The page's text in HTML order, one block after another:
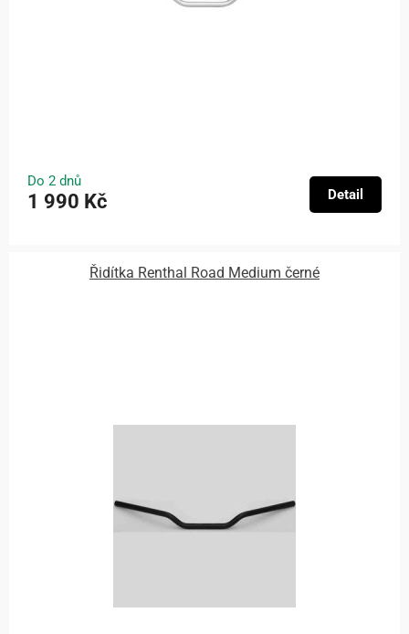
Do 2 dnů
1 990 Kč Detail
Řidítka Renthal Road Medium černé